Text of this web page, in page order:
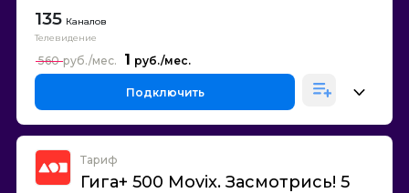
135 Каналов
Телевидение
1
560
Подключить
Тариф
Гига+ 500 Movix. Засмотрись! 5